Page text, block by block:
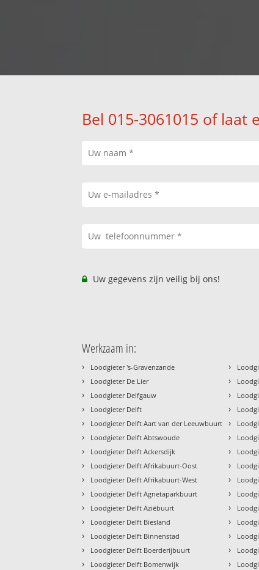
Bel 015-3061015 of
Uw gegevens zijn veilig bij ons!
Werkzaam in:
› Loodgieter 's-Gravenzande
› Loodgieter De Lier
› Loodgieter Delfgauw
› Loodgieter Delft
› Loodgieter Delft Aart van der Leeuwbuurt
› Loodgieter Delft Abtswoude
› Loodgieter Delft Ackersdijk
› Loodgieter Delft Afrikabuurt-Oost
› Loodgieter Delft Afrikabuurt-West
› Loodgieter Delft Agnetaparkbuurt
› Loodgieter Delft Aziëbuurt
› Loodgieter Delft Biesland
› Loodgieter Delft Binnenstad
› Loodgieter Delft Boerderijbuurt
› Loodgieter Delft Bomenwijk
›
›
›
›
›
›
›
›
›
›
›
›
›
›
›